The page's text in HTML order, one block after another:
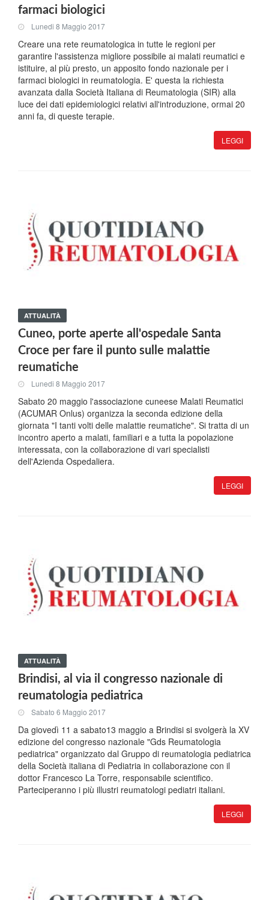
farmaci biologici
Lunedi 8 Maggio 2017
Creare una rete reumatologica in tutte le regioni per
garantire l'assistenza migliore possibile ai malati reumatici e
istituire, al più presto, un apposito fondo nazionale per i
farmaci biologici in reumatologia. E' questa la richiesta
avanzata dalla Società Italiana di Reumatologia (SIR) alla
luce dei dati epidemiologici relativi all'introduzione, ormai 20
anni fa, di queste terapie.
LEGGI
ATTUALITÀ
Cuneo, porte aperte all'ospedale Santa
Croce per fare il punto sulle malattie
reumatiche
Lunedi 8 Maggio 2017
Sabato 20 maggio l'associazione cuneese Malati Reumatici
(ACUMAR Onlus) organizza la seconda edizione della
giornata "I tanti volti delle malattie reumatiche". Si tratta di un
incontro aperto a malati, familiari e a tutta la popolazione
interessata, con la collaborazione di vari specialisti
dell'Azienda Ospedaliera.
LEGGI
ATTUALITÀ
Brindisi, al via il congresso nazionale di
reumatologia pediatrica
Sabato 6 Maggio 2017
Da giovedì 11 a sabato13 maggio a Brindisi si svolgerà la XV
edizione del congresso nazionale "Gds Reumatologia
pediatrica" organizzato dal Gruppo di reumatologia pediatrica
della Società italiana di Pediatria in collaborazione con il
dottor Francesco La Torre, responsabile scientifico.
Parteciperanno i più illustri reumatologi pediatri italiani.
LEGGI